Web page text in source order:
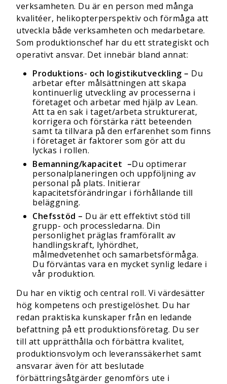
verksamheten. Du är en person med många
kvalitéer, helikopterperspektiv och förmåga att
utveckla både verksamheten och medarbetare.
Som produktionschef har du ett strategiskt och
operativt ansvar. Det innebär bland annat:
Produktions- och logistikutveckling – Du
arbetar efter målsättningen att skapa
kontinuerlig utveckling av processerna i
företaget och arbetar med hjälp av Lean.
Att ta en sak i taget/arbeta strukturerat,
korrigera och förstärka rätt beteenden
samt ta tillvara på den erfarenhet som finns
i företaget är faktorer som gör att du
lyckas i rollen.
Bemanning/kapacitet –Du optimerar
personalplaneringen och uppföljning av
personal på plats. Initierar
kapacitetsförändringar i förhållande till
beläggning.
Chefsstöd – Du är ett effektivt stöd till
grupp- och processledarna. Din
personlighet präglas framförallt av
handlingskraft, lyhördhet,
målmedvetenhet och samarbetsförmåga.
Du förväntas vara en mycket synlig ledare i
vår produktion.
Du har en viktig och central roll. Vi värdesätter
hög kompetens och prestigelöshet. Du har
redan praktiska kunskaper från en ledande
befattning på ett produktionsföretag. Du ser
till att upprätthålla och förbättra kvalitet,
produktionsvolym och leveranssäkerhet samt
ansvarar även för att beslutade
förbättringsåtgärder genomförs ute i